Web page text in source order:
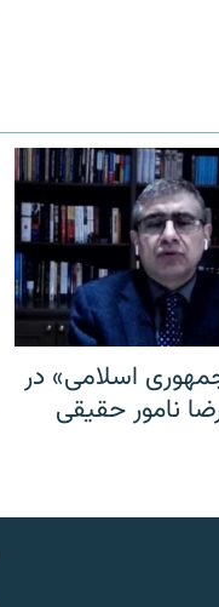
اسلامی» در
نامور حقیقی